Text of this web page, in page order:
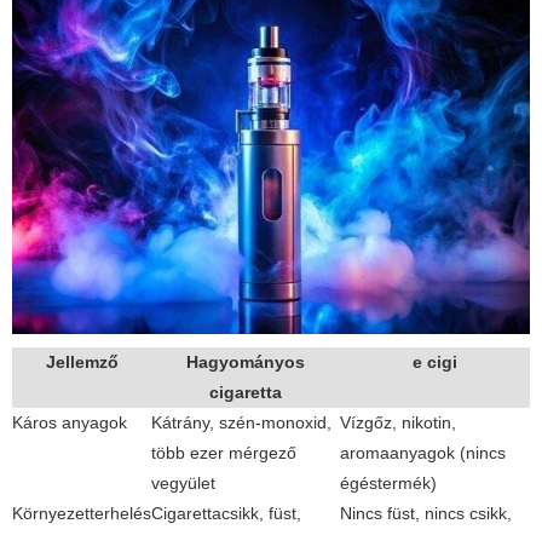
Jellemző
Hagyományos
cigaretta
e cigi
Káros anyagok
Kátrány, szén-monoxid,
több ezer mérgező
vegyület
Vízgőz, nikotin,
aromaanyagok (nincs
égéstermék)
KörnyezetterhelésCigarettacsikk, füst,
Nincs füst, nincs csikk,